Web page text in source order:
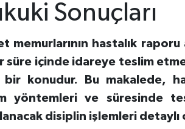
Sonuçları
memurlarının hastalık
süre içinde idareye teslim
bir konudur. Bu makalede,
yöntemleri ve süresinde
disiplin işlemleri detaylı